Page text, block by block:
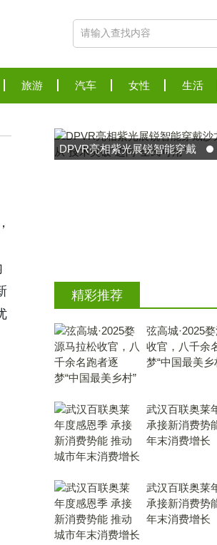
旅游 汽车 女性 生活
荣膺2025食品营养健康创新
力大奖
精彩推荐
弦高城·2025
收官，八千余
梦“中国最美乡
武汉百联奥莱
承接新消费势
年末消费增长
武汉百联奥莱
承接新消费势
年末消费增长